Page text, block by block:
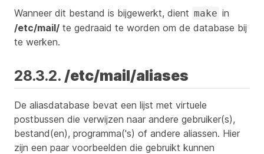
Wanneer dit bestand is bijgewerkt, dient make in
/etc/mail/ te gedraaid te worden om de database bij
te werken.
28.3.2. /etc/mail/aliases
De aliasdatabase bevat een lijst met virtuele
postbussen die verwijzen naar andere gebruiker(s),
bestand(en), programma('s) of andere aliassen. Hier
zijn een paar voorbeelden die gebruikt kunnen